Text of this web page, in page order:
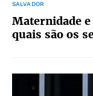
SALVADOR
Maternidade
quais são os